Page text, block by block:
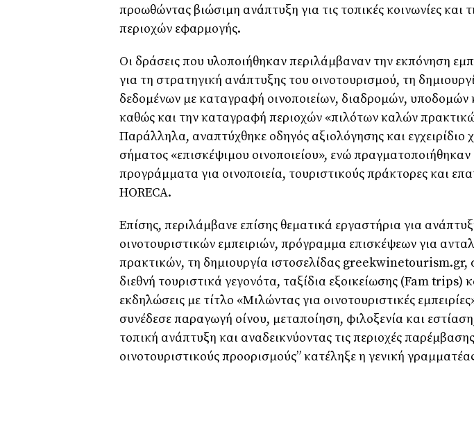
προωθώντας βιώσιμη ανάπτυξη για τις τοπικές κοινωνίες και
περιοχών εφαρμογής.
Οι δράσεις που υλοποιήθηκαν περιλάμβαναν την εκπόνηση
για τη στρατηγική ανάπτυξης του οινοτουρισμού, τη
δεδομένων με καταγραφή οινοποιείων, διαδρομών, υποδομών
καθώς και την καταγραφή περιοχών «πιλότων καλών
Παράλληλα, αναπτύχθηκε οδηγός αξιολόγησης και εγχειρίδιο
σήματος «επισκέψιμου οινοποιείου», ενώ πραγματοποιήθηκαν
προγράμματα για οινοποιεία, τουριστικούς πράκτορες και
HORECA.
Επίσης, περιλάμβανε επίσης θεματικά εργαστήρια για
οινοτουριστικών εμπειριών, πρόγραμμα επισκέψεων για
πρακτικών, τη δημιουργία ιστοσελίδας greekwinetourism.gr,
διεθνή τουριστικά γεγονότα, ταξίδια εξοικείωσης (Fam trips)
εκδηλώσεις με τίτλο «Μιλώντας για οινοτουριστικές
συνέδεσε παραγωγή οίνου, μεταποίηση, φιλοξενία και
τοπική ανάπτυξη και αναδεικνύοντας τις περιοχές
οινοτουριστικούς προορισμούς” κατέληξε η γενική